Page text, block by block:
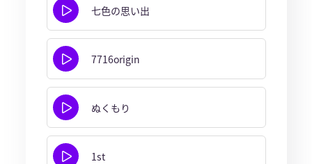
七色の思い出
7716origin
ぬくもり
1st